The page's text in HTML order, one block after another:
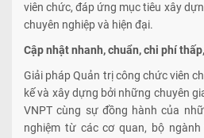
viên chức, đáp ứng mục tiêu xây
chuyên nghiệp và hiện đại.
Cập nhật nhanh, chuẩn, chi phí
Giải pháp Quản trị công chức viên
kế và xây dựng bởi những chuyên
VNPT cùng sự đồng hành của
nghiệm từ các cơ quan, bộ